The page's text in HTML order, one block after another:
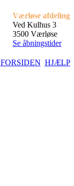
Værløse afdeling
Ved Kulhus 3
3500 Værløse
Se åbningstider
FORSIDEN HJÆLP